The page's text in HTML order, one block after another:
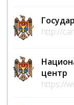
http://
центр
https://